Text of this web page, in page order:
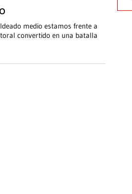
medio estamos frente a
convertido en una batalla